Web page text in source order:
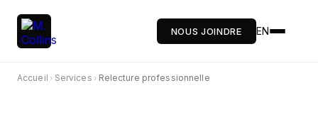
NOUS JOINDRE EN
Accueil › Services › Relecture professionnelle